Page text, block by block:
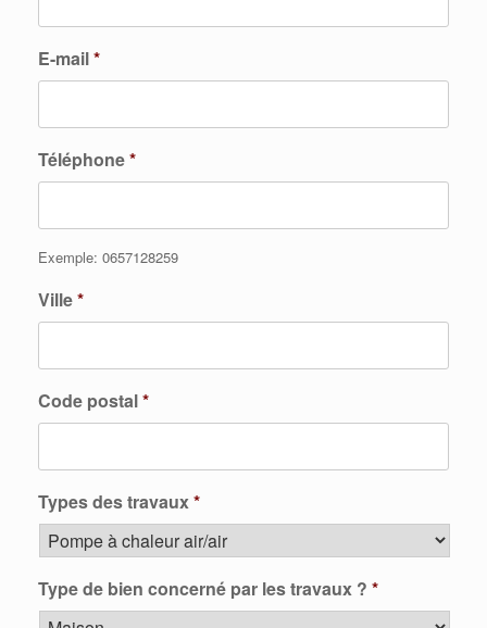
E-mail*
Téléphone*
Exemple: 0657128259
Ville*
Code postal*
Types des travaux*
Type de bien concerné par les travaux ? *